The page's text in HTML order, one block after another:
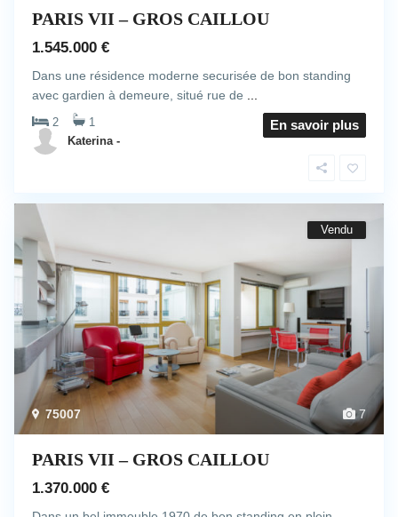
PARIS VII – GROS CAILLOU
1.545.000 €
Dans une résidence moderne securisée de bon standing
avec gardien à demeure, situé rue de
2 1 En savoir plus
Katerina -
7
75007
Vendu
PARIS VII – GROS CAILLOU
1.370.000 €